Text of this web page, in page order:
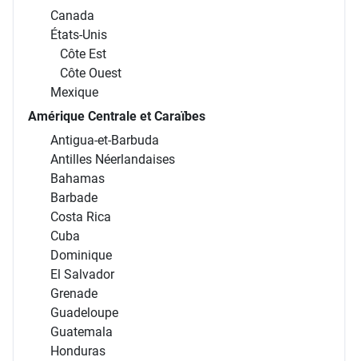
Canada
États-Unis
Côte Est
Côte Ouest
Mexique
Amérique Centrale et Caraïbes
Antigua-et-Barbuda
Antilles Néerlandaises
Bahamas
Barbade
Costa Rica
Cuba
Dominique
El Salvador
Grenade
Guadeloupe
Guatemala
Honduras